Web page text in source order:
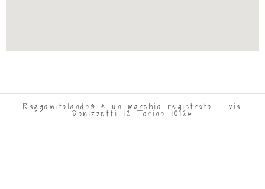
Raggomitolando® è un marchio registrato - via
Donizzetti 12 Torino 10126